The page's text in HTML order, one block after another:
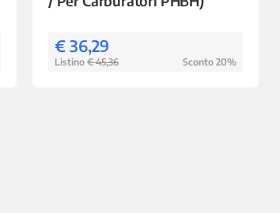
€ 36,29
Listino € 45,36 Sconto 20%